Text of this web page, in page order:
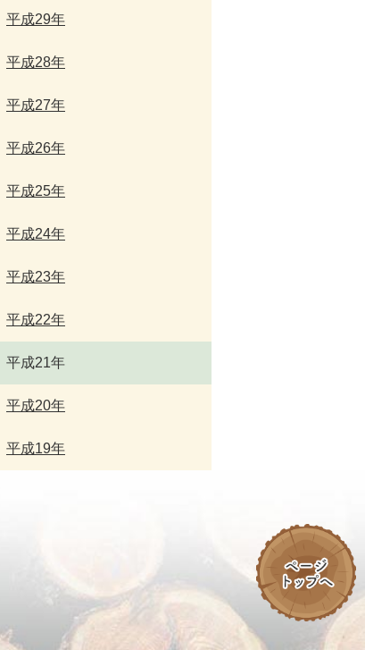
平成29年
平成28年
平成27年
平成26年
平成25年
平成24年
平成23年
平成22年
平成21年
平成20年
平成19年